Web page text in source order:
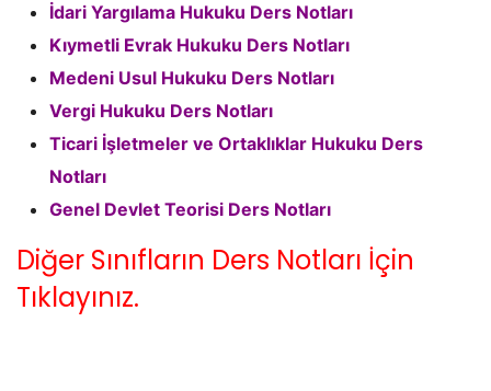
İdari Yargılama Hukuku Ders Notları
Kıymetli Evrak Hukuku Ders Notları
Medeni Usul Hukuku Ders Notları
Vergi Hukuku Ders Notları
Ticari İşletmeler ve Ortaklıklar Hukuku Ders
Notları
Genel Devlet Teorisi Ders Notları
Diğer Sınıfların Ders Notları İçin
Tıklayınız.